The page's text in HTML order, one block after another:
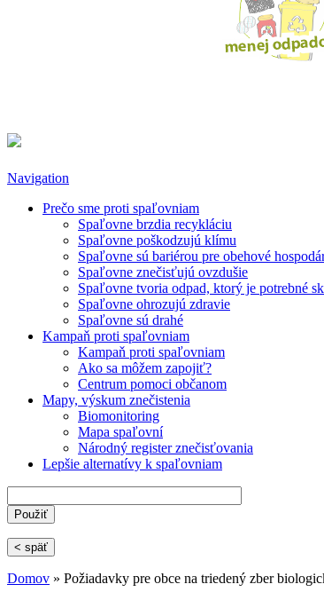
Navigation
Prečo sme proti spaľovniam
Spaľovne brzdia recykláciu
Spaľovne poškodzujú klímu
Spaľovne sú bariérou pre obehové
Spaľovne znečisťujú ovzdušie
Spaľovne tvoria odpad, ktorý je potrebné
Spaľovne ohrozujú zdravie
Spaľovne sú drahé
Kampaň proti spaľovniam
Kampaň proti spaľovniam
Ako sa môžem zapojiť?
Centrum pomoci občanom
Mapy, výskum znečistenia
Biomonitoring
Mapa spaľovní
Národný register znečisťovania
Lepšie alternatívy k spaľovniam
< späť
Domov » Požiadavky pre obce na triedený zber